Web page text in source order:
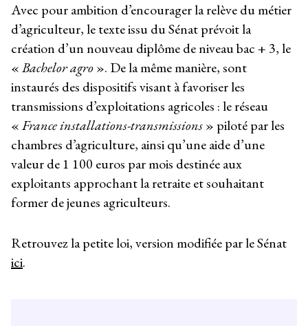
Avec pour ambition d’encourager la relève du métier
d’agriculteur, le texte issu du Sénat prévoit la
création d’un nouveau diplôme de niveau bac + 3, le
«Bachelor agro». De la même manière, sont
instaurés des dispositifs visant à favoriser les
transmissions d’exploitations agricoles : le réseau
«France installations-transmissions» piloté par les
chambres d’agriculture, ainsi qu’une aide d’une
valeur de 1 100 euros par mois destinée aux
exploitants approchant la retraite et souhaitant
former de jeunes agriculteurs.
Retrouvez la petite loi, version modifiée par le Sénat
ici.